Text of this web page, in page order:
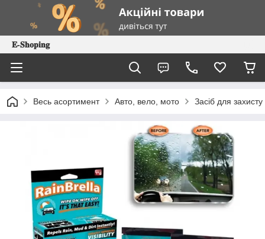
𝐄-𝐒𝐡𝐨𝐩𝐢𝐧𝐠
Весь асортимент Авто, вело, мото Засіб для